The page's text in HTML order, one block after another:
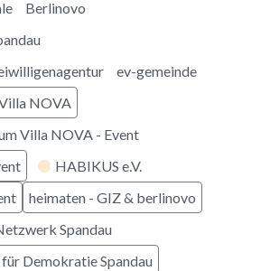
Berlinovo
ev-gemeinde
NOVA
Villa NOVA - Event
HABIKUS e.V.
heimaten - GIZ & berlinovo
Spandau
Demokratie Spandau